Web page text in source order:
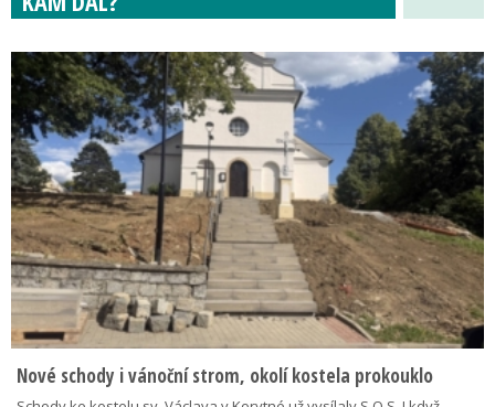
Nové schody i vánoční strom, okolí kostela prokouklo